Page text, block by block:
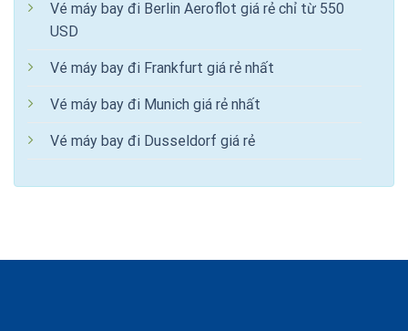
Vé máy bay đi Berlin Aeroflot giá rẻ chỉ từ 550
USD
Vé máy bay đi Frankfurt giá rẻ nhất
Vé máy bay đi Munich giá rẻ nhất
Vé máy bay đi Dusseldorf giá rẻ